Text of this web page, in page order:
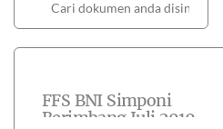
FFS BNI Simponi
Berimbang Juli 2019